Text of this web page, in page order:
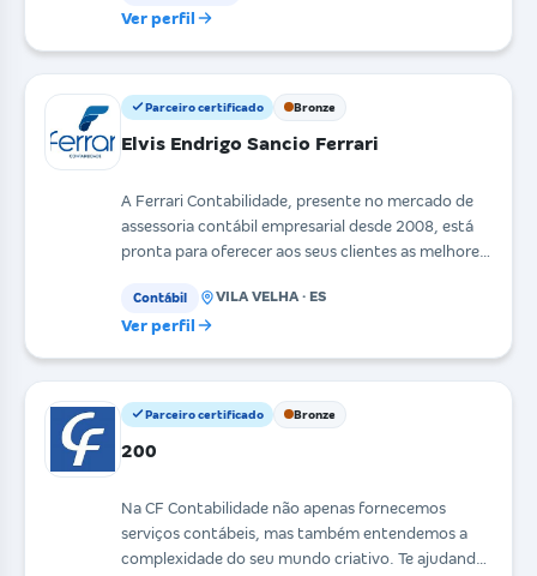
Ver perfil
Parceiro certificado Bronze
Elvis Endrigo Sancio Ferrari
A Ferrari Contabilidade, presente no mercado de
assessoria contábil empresarial desde 2008, está
pronta para oferecer aos seus clientes as melhores
Contábil VILA VELHA · ES
Ver perfil
Parceiro certificado Bronze
200
Na CF Contabilidade não apenas fornecemos
serviços contábeis, mas também entendemos a
complexidade do seu mundo criativo. Te ajudando